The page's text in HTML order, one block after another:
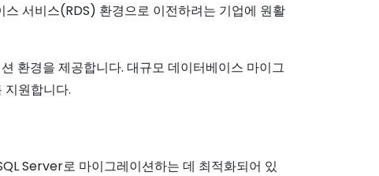
서비스(RDS) 환경으로 이전하려는 기업에 원활
환경을 제공합니다. 대규모 데이터베이스 마이그
원합니다.
Server로 마이그레이션하는 데 최적화되어 있